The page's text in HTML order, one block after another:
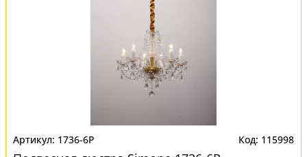
1736-6P 115998